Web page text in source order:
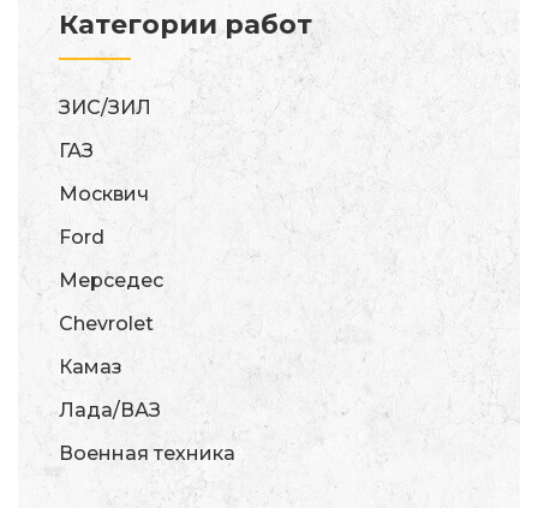
Категории работ
ЗИС/ЗИЛ
ГАЗ
Москвич
Ford
Мерседес
Chevrolet
Камаз
Лада/ВАЗ
Военная техника